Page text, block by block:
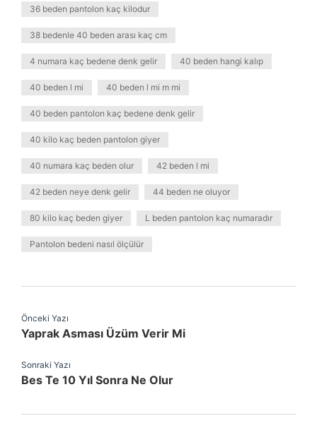
36 beden pantolon kaç kilodur
38 bedenle 40 beden arası kaç cm
4 numara kaç bedene denk gelir 40 beden hangi kalıp
40 beden l mi 40 beden l mi m mi
40 beden pantolon kaç bedene denk gelir
40 kilo kaç beden pantolon giyer
40 numara kaç beden olur 42 beden l mi
42 beden neye denk gelir 44 beden ne oluyor
80 kilo kaç beden giyer L beden pantolon kaç numaradır
Pantolon bedeni nasıl ölçülür
Önceki Yazı
Yaprak Asması Üzüm Verir Mi
Sonraki Yazı
Bes Te 10 Yıl Sonra Ne Olur